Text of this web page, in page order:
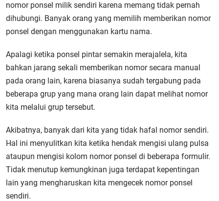
nomor ponsel milik sendiri karena memang tidak pernah
dihubungi. Banyak orang yang memilih memberikan nomor
ponsel dengan menggunakan kartu nama.
Apalagi ketika ponsel pintar semakin merajalela, kita
bahkan jarang sekali memberikan nomor secara manual
pada orang lain, karena biasanya sudah tergabung pada
beberapa grup yang mana orang lain dapat melihat nomor
kita melalui grup tersebut.
Akibatnya, banyak dari kita yang tidak hafal nomor sendiri.
Hal ini menyulitkan kita ketika hendak mengisi ulang pulsa
ataupun mengisi kolom nomor ponsel di beberapa formulir.
Tidak menutup kemungkinan juga terdapat kepentingan
lain yang mengharuskan kita mengecek nomor ponsel
sendiri.